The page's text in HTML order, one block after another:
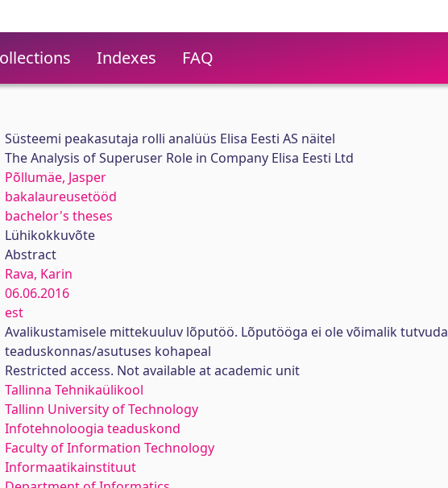
Indexes FAQ
Süsteemi peakasutaja rolli analüüs Elisa Eesti AS näitel
The Analysis of Superuser Role in Company Elisa Eesti Ltd
Põllumäe, Jasper
bakalaureusetööd
bachelor's theses
Lühikokkuvõte
Abstract
Rava, Karin
06.06.2016
est
Avalikustamisele mittekuuluv lõputöö. Lõputööga ei ole võimalik tutvuda
teaduskonnas/asutuses kohapeal
Restricted access. Not available at academic unit
Tallinna Tehnikaülikool
Tallinn University of Technology
Infotehnoloogia teaduskond
Faculty of Information Technology
Informaatikainstituut